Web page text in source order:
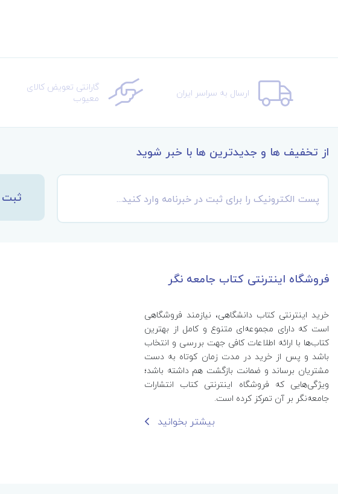
ارسال به سراسر ایران گارانتی تعویض کالای
معیوب
از تخفیف ها و جدیدترین ها با خبر شوید
ثبت
فروشگاه اینترنتی کتاب جامعه نگر
خرید اینترنتی کتاب‌ دانشگاهی، نیازمند فروشگاهی
است که دارای مجموعه‌ای متنوع و کامل از بهترین
کتاب‌ها با ارائه اطلاعات کافی جهت بررسی و انتخاب
باشد و پس از خرید در مدت زمان کوتاه به دست
مشتریان برساند و ضمانت بازگشت هم داشته باشد؛
ویژگی‌هایی که فروشگاه اینترنتی کتاب انتشارات
جامعه‌نگر بر آن تمرکز کرده است.
بیشتر بخوانید